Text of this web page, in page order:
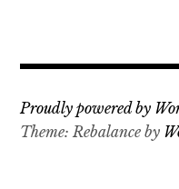
Proudly powered by
Theme: Rebalance by